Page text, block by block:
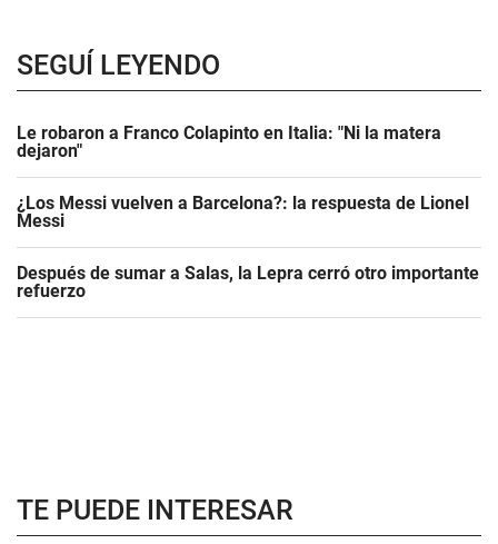
SEGUÍ LEYENDO
Le robaron a Franco Colapinto en Italia: "Ni la matera
dejaron"
¿Los Messi vuelven a Barcelona?: la respuesta de Lionel
Messi
Después de sumar a Salas, la Lepra cerró otro importante
refuerzo
TE PUEDE INTERESAR